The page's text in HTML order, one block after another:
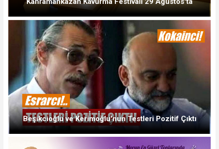
Beşikcioğlu ve Kerimoğlu'nun Testleri Pozitif Çıktı